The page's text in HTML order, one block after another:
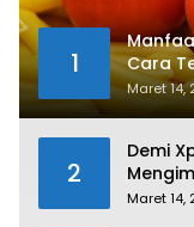
1
Cara
Maret 14,
2
Demi
Maret 14,